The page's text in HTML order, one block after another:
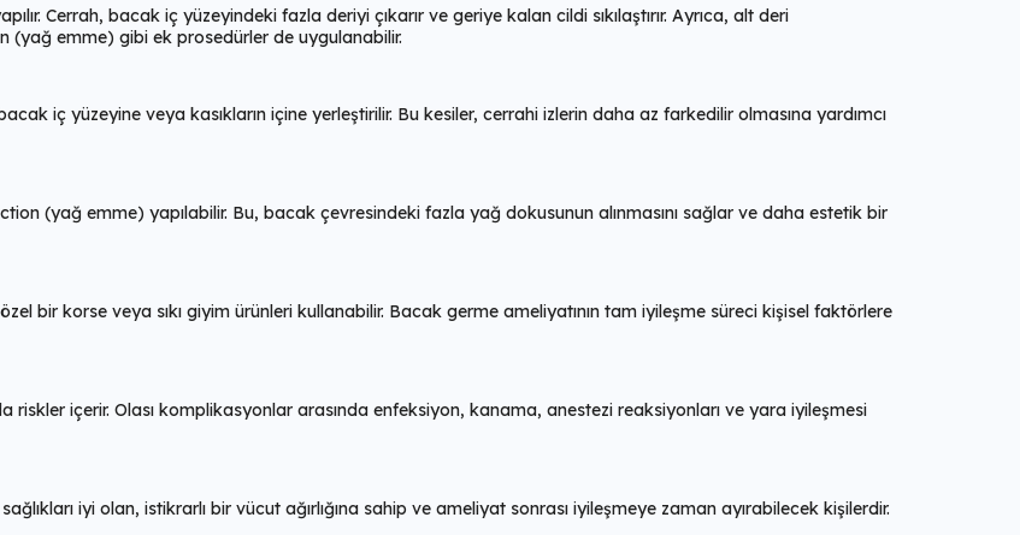
Cerrah, bacak iç yüzeyindeki fazla deriyi çıkarır ve geriye kalan cildi sıkılaştırır. Ayrıca, alt deri
(yağ emme) gibi ek prosedürler de uygulanabilir.
iç yüzeyine veya kasıkların içine yerleştirilir. Bu kesiler, cerrahi izlerin daha az farkedilir olmasına yardımcı
(yağ emme) yapılabilir. Bu, bacak çevresindeki fazla yağ dokusunun alınmasını sağlar ve daha estetik bir
bir korse veya sıkı giyim ürünleri kullanabilir. Bacak germe ameliyatının tam iyileşme süreci kişisel faktörlere
içerir. Olası komplikasyonlar arasında enfeksiyon, kanama, anestezi reaksiyonları ve yara iyileşmesi
iyi olan, istikrarlı bir vücut ağırlığına sahip ve ameliyat sonrası iyileşmeye zaman ayırabilecek kişilerdir.